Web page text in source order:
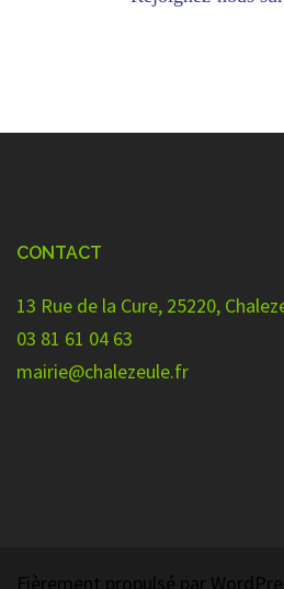
CONTACT
13 Rue de la Cure, 25220,
03 81 61 04 63
mairie@chalezeule.fr
Fièrement propulsé par